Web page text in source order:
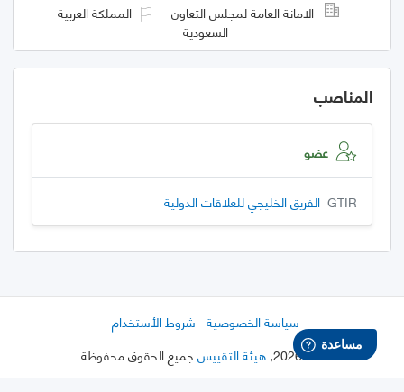
الامانة العامة لمجلس التعاون
المملكة العربية
السعودية
المناصب
عضو
GTIR الفريق الخليجي للعلاقات الدولية
سياسة الخصوصية شروط الأستخدام
©
2026
, هيئة التقييس جميع الحقوق محفوظة